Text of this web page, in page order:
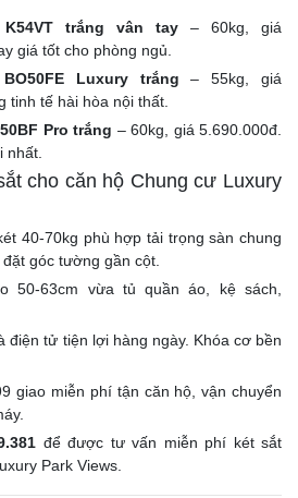
trắng vân tay – 60kg, giá
giá tốt cho phòng ngủ.
Luxury trắng – 55kg, giá
tinh tế hài hòa nội thất.
Pro trắng – 60kg, giá 5.690.000đ.
nhất.
cho căn hộ Chung cư Luxury
40-70kg phù hợp tải trọng sàn chung
góc tường gần cột.
50-63cm vừa tủ quần áo, kệ sách,
điện tử tiện lợi hàng ngày. Khóa cơ bền
giao miễn phí tận căn hộ, vận chuyển
để được tư vấn miễn phí két sắt
Park Views.